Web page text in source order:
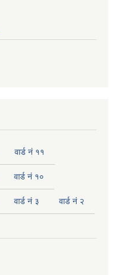
वार्ड नं ११
वार्ड नं १०
वार्ड नं ३ वार्ड नं २